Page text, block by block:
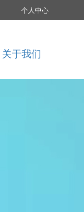
个人中心
关于我们